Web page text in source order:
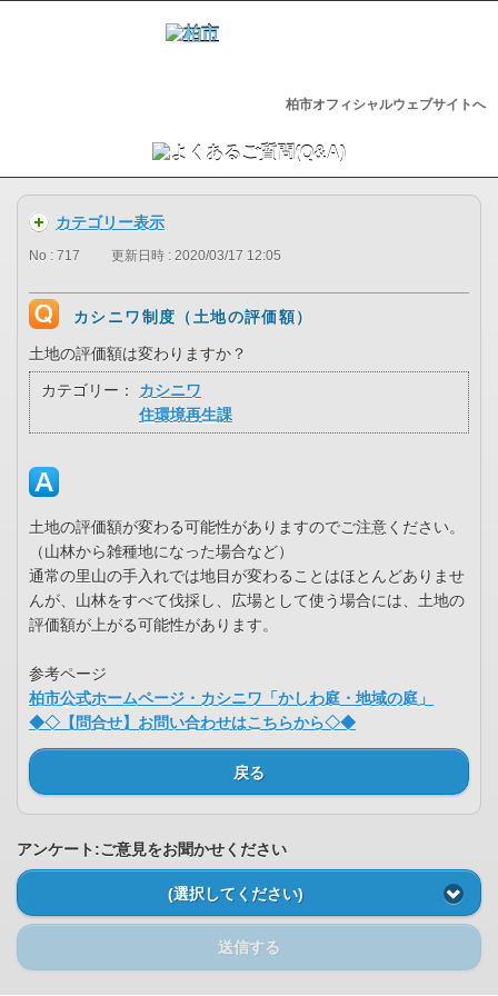
柏市オフィシャルウェブサイトへ
カテゴリー表示
No : 717 更新日時 : 2020/03/17 12:05
カシニワ制度（土地の評価額）
土地の評価額は変わりますか？
カテゴリー：
カシニワ
住環境再生課
土地の評価額が変わる可能性がありますのでご注意ください。
（山林から雑種地になった場合など）
通常の里山の手入れでは地目が変わることはほとんどありませ
んが、山林をすべて伐採し、広場として使う場合には、土地の
評価額が上がる可能性があります。
参考ページ
柏市公式ホームページ・カシニワ「かしわ庭・地域の庭」
◆◇【問合せ】お問い合わせはこちらから◇◆
戻る
アンケート:ご意見をお聞かせください
(選択してください)
送信する